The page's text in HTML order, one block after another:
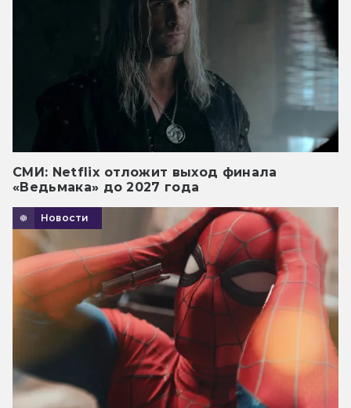
СМИ: Netflix отложит выход финала
«Ведьмака» до 2027 года
Новости